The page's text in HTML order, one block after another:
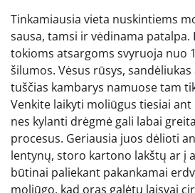
Tinkamiausia vieta nuskintiems
sausa, tamsi ir vėdinama
tokioms atsargoms svyruoja nuo
šilumos. Vėsus rūsys,
tuščias kambarys namuose tam
Venkite laikyti moliūgus tiesiai
nes kylanti drėgmė gali labai
procesus. Geriausia juos dėlioti
lentynų, storo kartono lakštų ar į
būtinai paliekant pakankamai
moliūgo, kad oras galėtų laisvai